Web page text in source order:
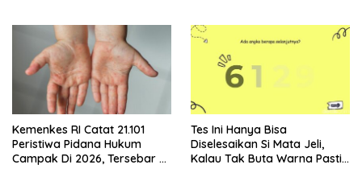
Kemenkes RI Catat 21.101
Peristiwa Pidana Hukum
Campak Di 2026, Tersebar Di
Tes Ini Hanya Bisa
Diselesaikan Si Mata Jeli,
Kalau Tak Buta Warna Pasti